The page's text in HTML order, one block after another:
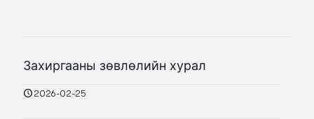
Захиргааны зөвлөлийн хурал
2026-02-25